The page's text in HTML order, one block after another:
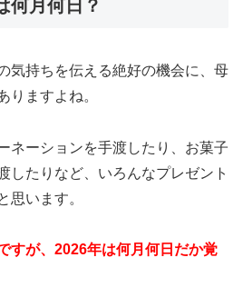
何月何日？
気持ちを伝える絶好の機会に、母
りますよね。
ネーションを手渡したり、お菓子
したりなど、いろんなプレゼント
思います。
すが、2026年は何月何日だか覚